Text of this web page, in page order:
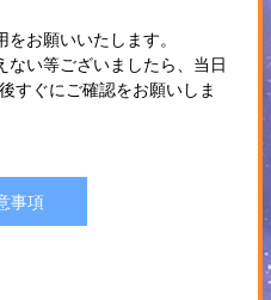
お願いいたします。
い等ございましたら、当日
すぐにご確認をお願いしま
事項